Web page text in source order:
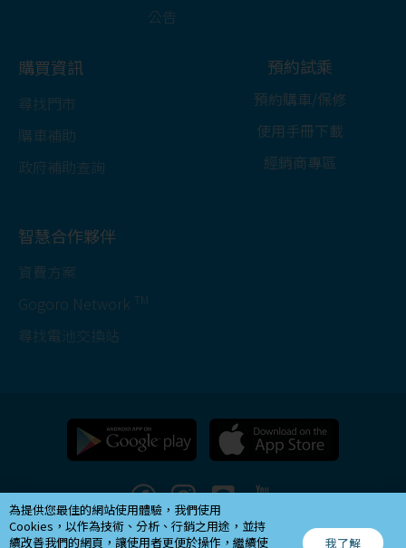
公告
購買資訊
尋找門市
購車補助
政府補助查詢
預約試乘
預約購車/保修
使用手冊下載
經銷商專區
智慧合作夥伴
資費方案
Gogoro Network TM
尋找電池交換站
Copyright © 2026
為提供您最佳的網站使用體驗，我們使用
Cookies，以作為技術、分析、行銷之用途，並持
續改善我們的網頁，讓使用者更便於操作，繼續使
我了解